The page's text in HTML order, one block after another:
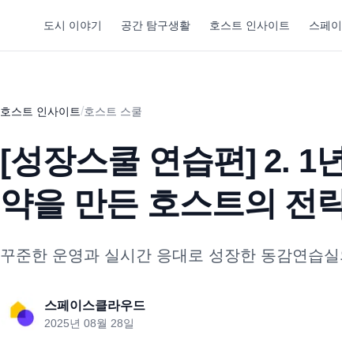
도시 이야기 공간 탐구생활 호스트 인사이트 스페
호스트 인사이트/호스트 스쿨
[성장스쿨 연습편] 2. 1
약을 만든 호스트의 전
꾸준한 운영과 실시간 응대로 성장한 동감연습
스페이스클라우드
2025년 08월 28일